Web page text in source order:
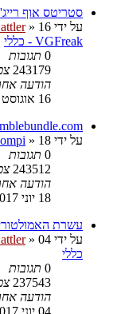
סטריטס אוף
על ידי
» 16 אוגוסט 2017, 10:16
VGFreak - כללי
0 תגובות
243179
הודעה
16 אוגוסט 2017, 10:16
על ידי
» 18 יוני 2017, 01:31
0 תגובות
243512
הודעה
18 יוני 2017, 01:31
עשרת האמולטורים
על ידי
» 04 יוני 2017, 13:37
כללי
0 תגובות
237543
הודעה